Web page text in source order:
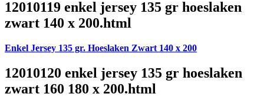
12010119 enkel jersey 135 gr hoeslaken
zwart 140 x 200.html
Enkel Jersey 135 gr. Hoeslaken Zwart 140 x 200
12010120 enkel jersey 135 gr hoeslaken
zwart 160 180 x 200.html